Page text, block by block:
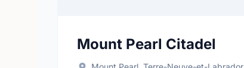
Mount Pearl Citadel